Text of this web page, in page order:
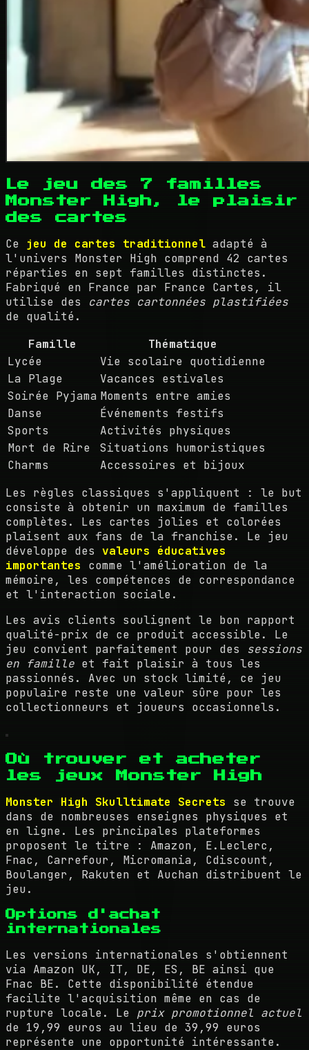
Le jeu des 7 familles
Monster High, le plaisir
des cartes
Ce jeu de cartes traditionnel adapté à
l'univers Monster High comprend 42 cartes
réparties en sept familles distinctes.
Fabriqué en France par France Cartes, il
utilise des cartes cartonnées plastifiées
de qualité.
Famille
Thématique
Lycée
Vie scolaire quotidienne
La Plage
Vacances estivales
Soirée Pyjama Moments entre amies
Danse
Événements festifs
Sports
Activités physiques
Mort de Rire
Situations humoristiques
Charms
Accessoires et bijoux
Les règles classiques s'appliquent : le but
consiste à obtenir un maximum de familles
complètes. Les cartes jolies et colorées
plaisent aux fans de la franchise. Le jeu
développe des valeurs éducatives
importantes comme l'amélioration de la
mémoire, les compétences de correspondance
et l'interaction sociale.
Les avis clients soulignent le bon rapport
qualité-prix de ce produit accessible. Le
jeu convient parfaitement pour des sessions
en famille et fait plaisir à tous les
passionnés. Avec un stock limité, ce jeu
populaire reste une valeur sûre pour les
collectionneurs et joueurs occasionnels.
Où trouver et acheter
les jeux Monster High
Monster High Skulltimate Secrets se trouve
dans de nombreuses enseignes physiques et
en ligne. Les principales plateformes
proposent le titre : Amazon, E.Leclerc,
Fnac, Carrefour, Micromania, Cdiscount,
Boulanger, Rakuten et Auchan distribuent le
jeu.
Options d'achat
internationales
Les versions internationales s'obtiennent
via Amazon UK, IT, DE, ES, BE ainsi que
Fnac BE. Cette disponibilité étendue
facilite l'acquisition même en cas de
rupture locale. Le prix promotionnel actuel
de 19,99 euros au lieu de 39,99 euros
représente une opportunité intéressante.